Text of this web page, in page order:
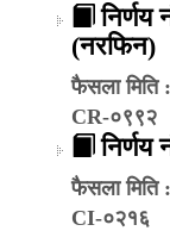
(नरफिन)
फैसला मिति
CR-०९९२
फैसला मिति
CI-०२१६